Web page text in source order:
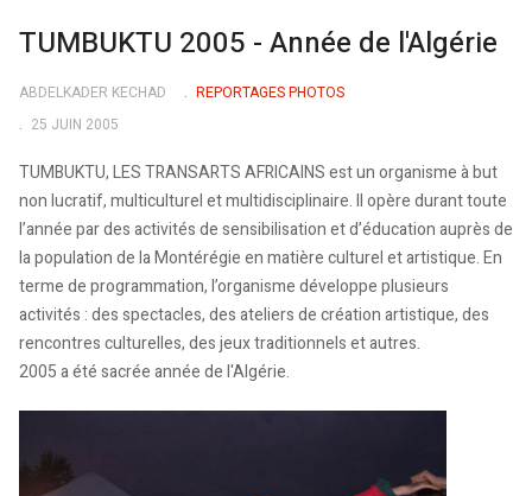
TUMBUKTU 2005 - Année de l'Algérie
ABDELKADER KECHAD
REPORTAGES PHOTOS
25 JUIN 2005
TUMBUKTU, LES TRANSARTS AFRICAINS est un organisme à but
non lucratif, multiculturel et multidisciplinaire. Il opère durant toute
l’année par des activités de sensibilisation et d’éducation auprès de
la population de la Montérégie en matière culturel et artistique. En
terme de programmation, l’organisme développe plusieurs
activités : des spectacles, des ateliers de création artistique, des
rencontres culturelles, des jeux traditionnels et autres.
2005 a été sacrée année de l'Algérie.